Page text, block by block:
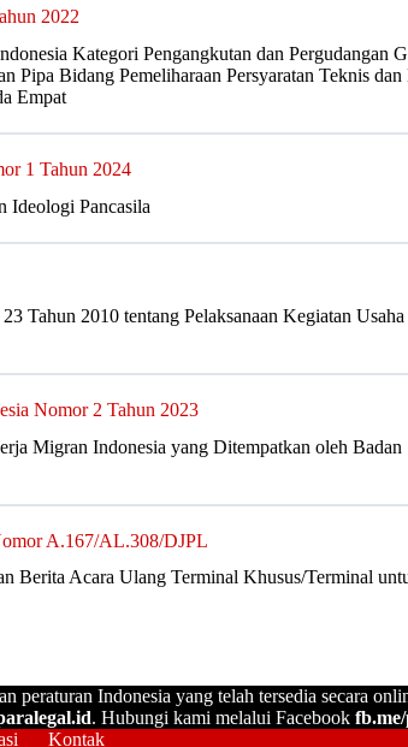
2022
Kategori Pengangkutan dan Pergudangan
Pipa Bidang Pemeliharaan Persyaratan Teknis
Empat
1 Tahun 2024
Ideologi Pancasila
Tahun 2010 tentang Pelaksanaan Kegiatan Usaha
Nomor 2 Tahun 2023
Migran Indonesia yang Ditempatkan oleh Badan
A.167/AL.308/DJPL
Berita Acara Ulang Terminal Khusus/Terminal
peraturan Indonesia yang telah tersedia secara
. Hubungi kami melalui Facebook
Kontak